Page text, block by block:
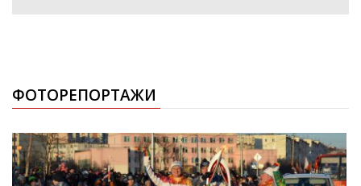
ФОТОРЕПОРТАЖИ